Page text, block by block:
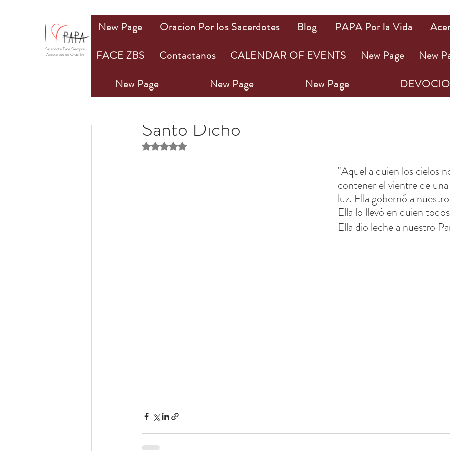
Santo Dicho
Obtuvo NaN de 5 estrellas.
"Aquel a quien los cielos
contener el vientre de
luz. Ella gobernó a
Ella lo llevó en quien
Ella dio leche a nuestro
New Page Oracion Por los Sacerdotes Blog PAPA Por la Vida
FACE ZBS
Contactanos CALENDAR OF EVENTS New Page New
New Page
New Page New Page
Sacerdote Pare Siempre
Apostolado de Oración